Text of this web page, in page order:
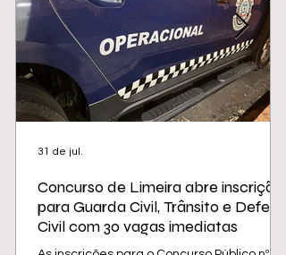
Concurso de Limeira abre inscrições
para Guarda Civil, Trânsito e Defesa
Civil com 30 vagas imediatas
31 de jul.